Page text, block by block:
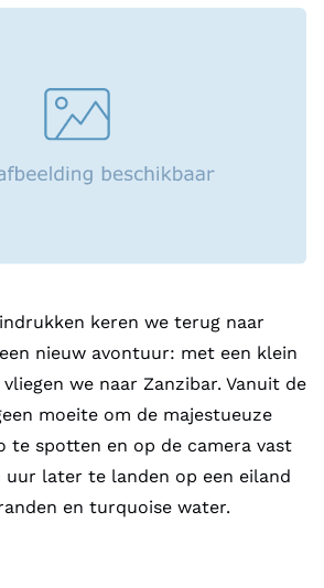
keren we terug naar
nieuw avontuur: met een klein
we naar Zanzibar. Vanuit de
moeite om de majestueuze
te spotten en op de camera vast
uur later te landen op een eiland
en turquoise water.